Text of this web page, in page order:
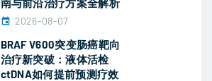
2026-08-07
BRAF V600突变肠癌靶向
治疗新突破：液体活检
ctDNA如何提前预测疗效